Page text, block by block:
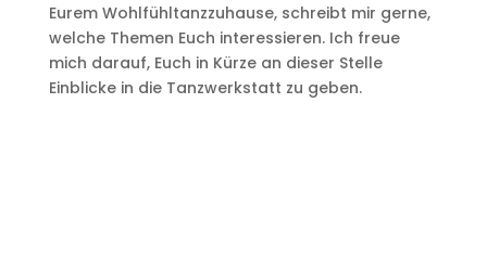
Eurem Wohlfühltanzzuhause, schreibt mir gerne,
welche Themen Euch interessieren. Ich freue
mich darauf, Euch in Kürze an dieser Stelle
Einblicke in die Tanzwerkstatt zu geben.